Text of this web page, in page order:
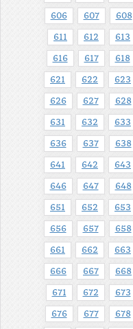
606 607 608
611 612 613
616 617 618
621 622 623
626 627 628
631 632 633
636 637 638
641 642 643
646 647 648
651 652 653
656 657 658
661 662 663
666 667 668
671 672 673
676 677 678